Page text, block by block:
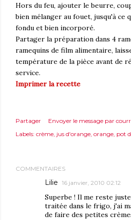
Hors du feu, ajouter le beurre,
bien mélanger au fouet, jusqu'à ce
fondu et bien incorporé.
Partager la préparation dans 4
ramequins de film alimentaire,
température de la pièce avant de
service.
Imprimer la recette
Partager
Envoyer le message par
Labels: crème jus d'orange orange pot
COMMENTAIRES
Lilie 16 janvier, 2010 02:12
Superbe ! Il me reste
traitée dans le frigo, j'ai
de faire des petites